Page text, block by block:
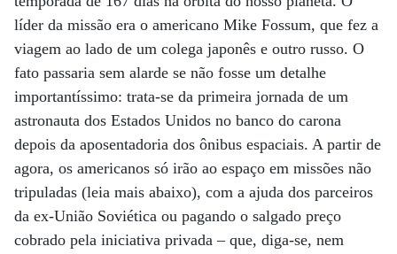
líder da missão era o americano Mike Fossum, que fez a
viagem ao lado de um colega japonês e outro russo. O
fato passaria sem alarde se não fosse um detalhe
importantíssimo: trata-se da primeira jornada de um
astronauta dos Estados Unidos no banco do carona
depois da aposentadoria dos ônibus espaciais. A partir de
agora, os americanos só irão ao espaço em missões não
tripuladas (leia mais abaixo), com a ajuda dos parceiros
da ex-União Soviética ou pagando o salgado preço
cobrado pela iniciativa privada – que, diga-se, nem